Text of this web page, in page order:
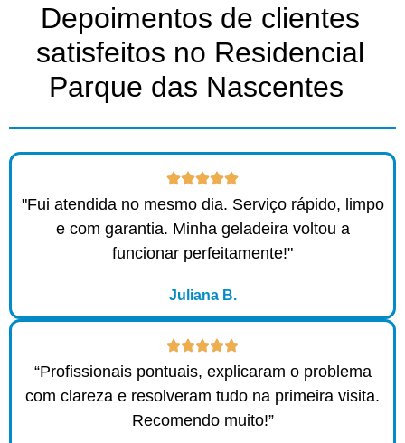
Depoimentos de clientes
satisfeitos no Residencial
Parque das Nascentes ​
"Fui atendida no mesmo dia. Serviço rápido, limpo
e com garantia. Minha geladeira voltou a
funcionar perfeitamente!"
Juliana B.
“Profissionais pontuais, explicaram o problema
com clareza e resolveram tudo na primeira visita.
Recomendo muito!”